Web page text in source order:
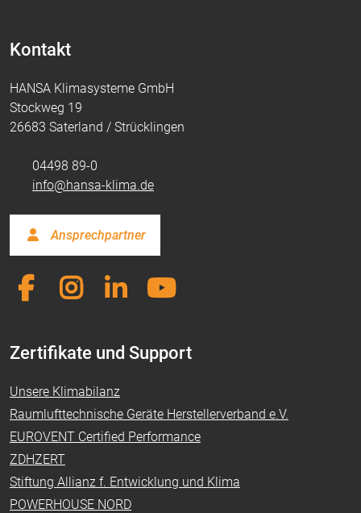
Kontakt
HANSA Klimasysteme GmbH
Stockweg 19
26683 Saterland / Strücklingen
04498 89-0
info@hansa-klima.de
Ansprechpartner
Zertifikate und Support
Unsere Klimabilanz
Raumlufttechnische Geräte Herstellerverband e.V.
EUROVENT Certified Performance
ZDHZERT
Stiftung Allianz f. Entwicklung und Klima
POWERHOUSE NORD